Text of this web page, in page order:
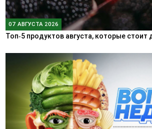
07 АВГУСТА 2026
Топ‑5 продуктов августа, которые